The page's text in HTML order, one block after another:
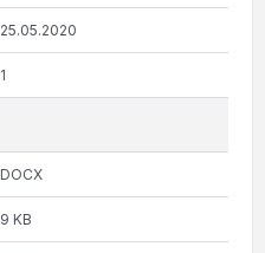
25.05.2020
1
DOCX
9 KB